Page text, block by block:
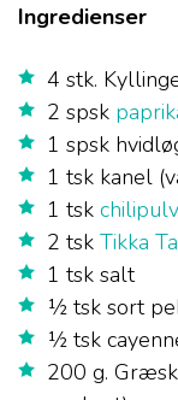
Ingredienser
4 stk.
2 spsk
1 spsk
1 tsk kanel
1 tsk
2 tsk Tikka
1 tsk salt
½ tsk sort
½ tsk
200 g.